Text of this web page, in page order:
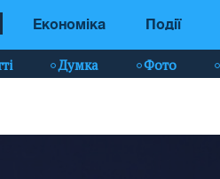
Економіка Події
Думка Фото